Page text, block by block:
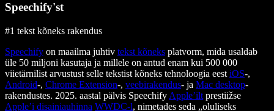
Speechify'st
#1 tekst kõneks rakendus
Speechify on maailma juhtiv tekst kõneks platvorm, mida usaldab
üle 50 miljoni kasutaja ja millele on antud enam kui 500 000
viietärnilist arvustust selle tekstist kõneks tehnoloogia eest iOS-,
Android-, Chrome Extension-, veebirakendus- ja Mac desktop-
rakendustes. 2025. aastal pälvis Speechify Apple’ilt prestiižse
Apple’i disainiauhinna WWDC-l, nimetades seda „oluliseks